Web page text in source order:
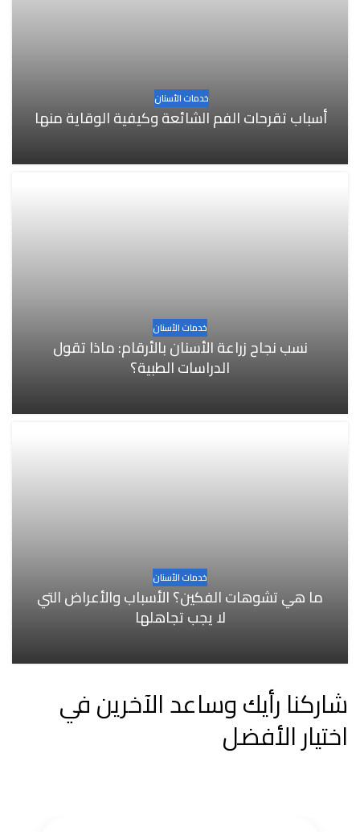
خدمات الأسنان
أسباب تقرحات الفم الشائعة وكيفية الوقاية منها
خدمات الأسنان
نسب نجاح زراعة الأسنان بالأرقام: ماذا تقول
الدراسات الطبية؟
خدمات الأسنان
ما هي تشوهات الفكين؟ الأسباب والأعراض التي
لا يجب تجاهلها
شاركنا رأيك وساعد الآخرين في
اختيار الأفضل